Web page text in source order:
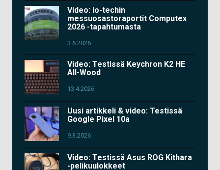
Video: io-techin
messuosastoraportit Computex
2026 -tapahtumasta
3.6.2026
Video: Testissä Keychron K2 HE
All-Wood
13.4.2026
Uusi artikkeli & video: Testissä
Google Pixel 10a
9.3.2026
Video: Testissä Asus ROG Kithara
-pelikuulokkeet